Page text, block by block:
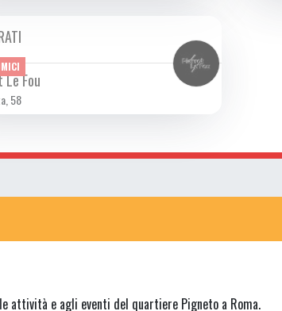
2024
Fou
58
attività e agli eventi del quartiere Pigneto a Roma.